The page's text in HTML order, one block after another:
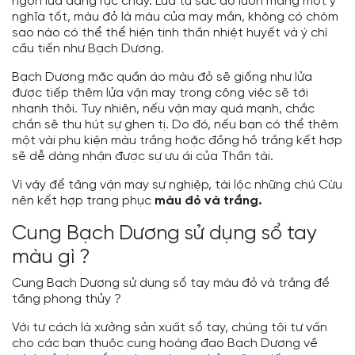
nghĩa tốt, màu đỏ là màu của may mắn, không có chòm
sao nào có thể thể hiện tinh thần nhiệt huyết và ý chí
cầu tiến như Bạch Dương.
Bạch Dương mặc quần áo màu đỏ sẽ giống như lửa
được tiếp thêm lửa vận may trong công việc sẽ tới
nhanh thôi. Tuy nhiên, nếu vận may quá mạnh, chắc
chắn sẽ thu hút sự ghen tị. Do đó, nếu bạn có thể thêm
một vài phụ kiện màu trắng hoặc đồng hồ trắng kết hợp
sẽ dễ dàng nhận được sự ưu ái của Thần tài.
Vì vậy để tăng vận may sự nghiệp, tài lộc những chú Cừu
nên kết hợp trang phục màu đỏ và trắng.
Cung Bạch Dương sử dụng sổ tay
màu gì ?
Cung Bạch Dương sử dụng sổ tay màu đỏ và trắng để
tăng phong thủy ?
Với tư cách là xưởng sản xuất sổ tay, chúng tôi tư vấn
cho các bạn thuộc cung hoàng đạo Bạch Dương về